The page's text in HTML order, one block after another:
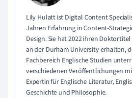
Lily Hulatt ist Digital Content
Jahren Erfahrung in Content-
Design. Sie hat 2022 ihren
an der Durham University erhalten,
Fachbereich Englische Studien
verschiedenen Veröffentlichungen
Expertin für Englische Literatur,
Geschichte und Philosophie.